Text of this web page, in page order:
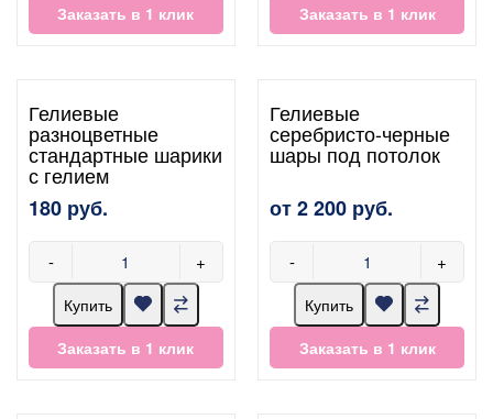
Заказать в 1 клик
Заказать в 1 клик
Гелиевые
разноцветные
стандартные шарики
с гелием
180 руб.
- +
Купить
Заказать в 1 клик
Гелиевые
серебристо-черные
шары под потолок
от 2 200 руб.
- +
Купить
Заказать в 1 клик